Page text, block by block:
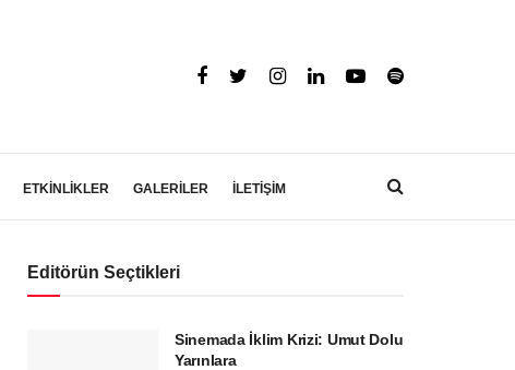
ETKİNLİKLER GALERİLER İLETİŞİM
Editörün Seçtikleri
Sinemada İklim Krizi: Umut Dolu
Yarınlara